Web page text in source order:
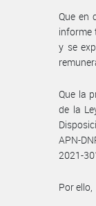
Que en
informe
y se
Que la
de la
APN-
2021-
Por ello,